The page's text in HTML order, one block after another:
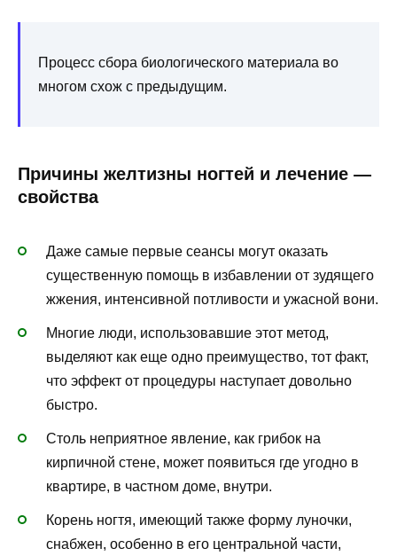
Процесс сбора биологического материала во
многом схож с предыдущим.
Причины желтизны ногтей и лечение —
свойства
Даже самые первые сеансы могут оказать
существенную помощь в избавлении от зудящего
жжения, интенсивной потливости и ужасной вони.
Многие люди, использовавшие этот метод,
выделяют как еще одно преимущество, тот факт,
что эффект от процедуры наступает довольно
быстро.
Столь неприятное явление, как грибок на
кирпичной стене, может появиться где угодно в
квартире, в частном доме, внутри.
Корень ногтя, имеющий также форму луночки,
снабжен, особенно в его центральной части,